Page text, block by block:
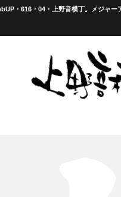
・616・04・上野音横丁。メジャー